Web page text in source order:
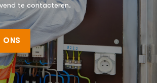
te contacteren.
ONS